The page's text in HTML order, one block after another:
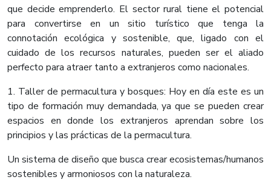
que decide emprenderlo. El sector rural tiene el potencial
para convertirse en un sitio turístico que tenga la
connotación ecológica y sostenible, que, ligado con el
cuidado de los recursos naturales, pueden ser el aliado
perfecto para atraer tanto a extranjeros como nacionales.
1. Taller de permacultura y bosques: Hoy en día este es un
tipo de formación muy demandada, ya que se pueden crear
espacios en donde los extranjeros aprendan sobre los
principios y las prácticas de la permacultura.
Un sistema de diseño que busca crear ecosistemas/humanos
sostenibles y armoniosos con la naturaleza.